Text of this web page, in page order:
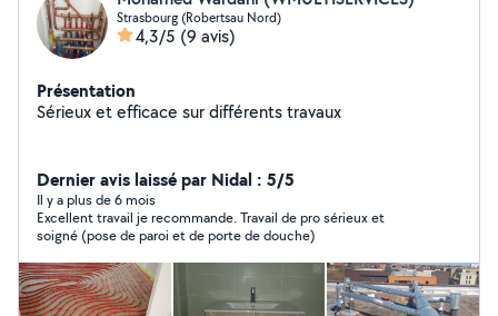
Strasbourg (Robertsau Nord)
4,3/5 (9 avis)
Présentation
Sérieux et efficace sur différents travaux
Dernier avis laissé par Nidal : 5/5
Il y a plus de 6 mois
Excellent travail je recommande. Travail de pro sérieux et
soigné (pose de paroi et de porte de douche)